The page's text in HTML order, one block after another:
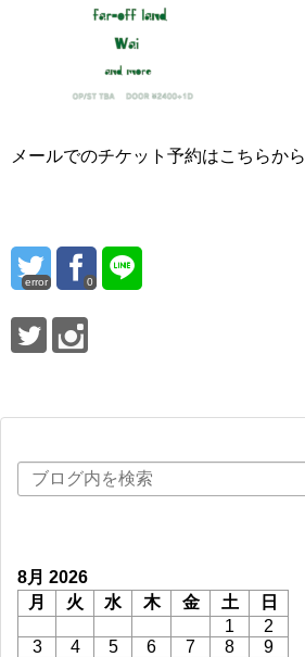
メールでのチケット予約はこちらから
error 0
8月 2026
月
火 水 木 金 土
日
1
2
3
4 5 6 7 8
9